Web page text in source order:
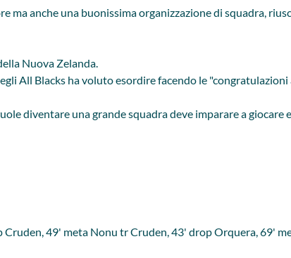
ma anche una buonissima organizzazione di squadra,
Nuova Zelanda.
All Blacks ha voluto esordire facendo le
diventare una grande squadra deve imparare a giocare
49' meta Nonu tr Cruden, 43' drop Orquera, 69'